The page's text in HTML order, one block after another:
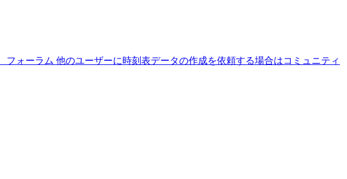
フォーラム 他のユーザーに時刻表データの作成を依頼する場合はコミュニティ